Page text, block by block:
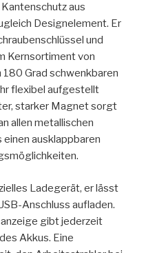
aus
Designelement. Er
und
Kernsortiment von
Grad schwenkbaren
flexibel aufgestellt
starker Magnet sorgt
allen metallischen
ausklappbaren
Ladegerät, er lässt
Anschluss aufladen.
gibt jederzeit
Akkus. Eine